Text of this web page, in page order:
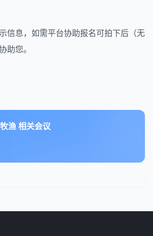
信息，如需平台协助报名可拍下后（无
助您。
渔相关会议